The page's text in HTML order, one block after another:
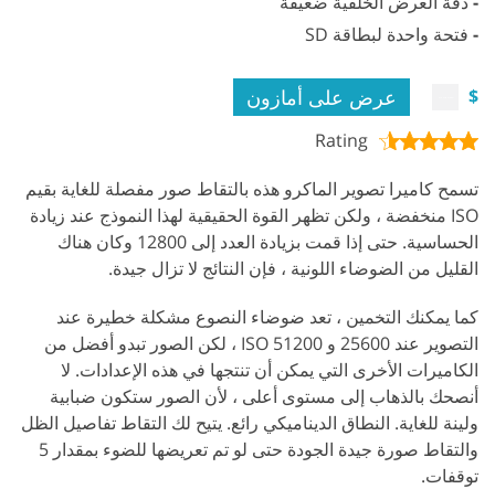
- فتحة واحدة لبطاقة SD
$ عرض على أمازون
Rating
تسمح كاميرا تصوير الماكرو هذه بالتقاط صور مفصلة للغاية بقيم
ISO منخفضة ، ولكن تظهر القوة الحقيقية لهذا النموذج عند زيادة
الحساسية. حتى إذا قمت بزيادة العدد إلى 12800 وكان هناك
القليل من الضوضاء اللونية ، فإن النتائج لا تزال جيدة.
كما يمكنك التخمين ، تعد ضوضاء النصوع مشكلة خطيرة عند
التصوير عند 25600 و 51200 ISO ، لكن الصور تبدو أفضل من
الكاميرات الأخرى التي يمكن أن تنتجها في هذه الإعدادات. لا
أنصحك بالذهاب إلى مستوى أعلى ، لأن الصور ستكون ضبابية
ولينة للغاية. النطاق الديناميكي رائع. يتيح لك التقاط تفاصيل الظل
والتقاط صورة جيدة الجودة حتى لو تم تعريضها للضوء بمقدار 5
توقفات.